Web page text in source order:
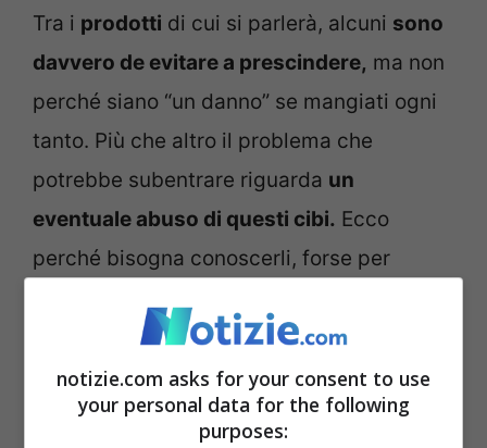
Tra i prodotti di cui si parlerà, alcuni sono
davvero de evitare a prescindere, ma non
perché siano “un danno” se mangiati ogni
tanto. Più che altro il problema che
potrebbe subentrare riguarda un
eventuale abuso di questi cibi. Ecco
perché bisogna conoscerli, forse per
consapevolezza che non sono sani!
notizie.com asks for your consent to use
your personal data for the following
purposes: